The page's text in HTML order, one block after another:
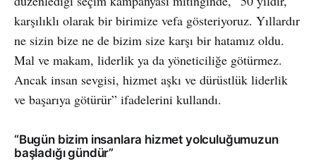
karşılıklı olarak bir birimize vefa gösteriyoruz. Yıllardır
ne sizin bize ne de bizim size karşı bir hatamız oldu.
Mal ve makam, liderlik ya da yöneticiliğe götürmez.
Ancak insan sevgisi, hizmet aşkı ve dürüstlük liderlik
ve başarıya götürür” ifadelerini kullandı.
“Bugün bizim insanlara hizmet yolculuğumuzun
başladığı gündür”